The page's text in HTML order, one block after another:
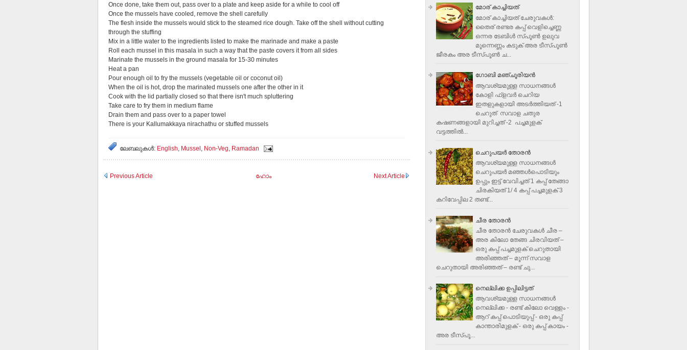
Once done, take them out, pass over to a plate and keep aside for a while to cool off
Once the mussels have cooled, remove the shell carefully
The flesh inside the mussels would stick to the steamed rice dough. Take off the shell without cutting
through the stuffing
Mix in a little water to the ingredients listed to make the marinade and make a paste
Roll each mussel in this masala in such a way that the paste covers it from all sides
Marinate the mussels in the ground masala for 15-30 minutes
Heat a pan
Pour enough oil to fry the mussels (vegetable oil or coconut oil)
When the oil is hot, drop the marinated mussels one after the other in it
Cook with the lid partially closed so that there isn't much spluttering
Take care to fry them in medium flame
Drain them and pass over to a paper towel
There is your Kallumakkaya nirachathu or stuffed mussels
ലേബലുകള്‍: English, Mussel, Non-Veg, Ramadan
Previous Article Next Article
ഹോം
മോര് കാച്ചിയത്
മോര് കാച്ചിയത് ചേരുവകള്‍‌:
തൈര് രണ്ടര കപ്പ് വെളിച്ചെണ്ണ
ഒന്നര ടേബിള്‍ സ്പൂണ്‍ ഉലുവ
മൂന്നെണ്ണം കടുക് അര ടീസ്പൂണ്‍
ജീരകം അര ടീസ്പൂണ്‍ ച...
ഗോബി മഞ്ചൂരിയന്‍
ആവശ്യമുള്ള സാധനങ്ങൾ
കോളി ഫ്ളവര്‍ ചെറിയ
ഇതളുകളായി അടര്‍ത്തിയത് -1
ചെറുത് സവാള ചതുര
കഷണങ്ങളായി മുറിച്ചത് -2 പച്ചമുളക്
വട്ടത്തില്‍...
ചെറുപയർ തോരൻ
ആവശ്യമുള്ള സാധനങ്ങൾ
ചെറുപയർ മഞ്ഞൾപൊടിയും
ഉപ്പും ഇട്ട് വേവിച്ചത് 1 കപ്പ് തേങ്ങാ
ചിരകിയത് 1/ 4 കപ്പ് പച്ചമുളക് 3
കറിവേപ്പില 2 തണ്ട്...
ചീര തോരന്‍
ചീര തോരന്‍ ചേരുവകള്‍ ചീര –
അര കിലോ തേങ്ങ ചിരവിയത് –
ഒരു കപ്പ് പച്ചമുളക് ചെറുതായി
അരിഞ്ഞത് – മൂന്ന് സവാള
ചെറുതായി അരിഞ്ഞത് – രണ്ട് ചു...
നെല്ലിക്ക ഉപ്പിലിട്ടത്
ആവശ്യമുള്ള സാധനങ്ങള്‍
നെല്ലിക്ക - രണ്ട് കിലോ വെള്ളം -
ആറ് കപ്പ് പൊടിയുപ്പ് - ഒരു കപ്പ്
കാന്താരിമുളക് - ഒരു കപ്പ് കായം -
അര ടീസ്പൂ...